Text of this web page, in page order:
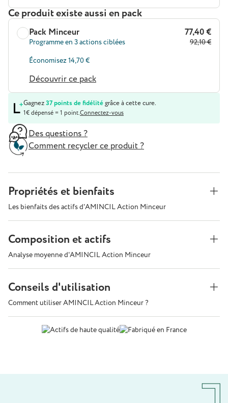
Ce produit existe aussi en pack
Pack Minceur
Programme en 3 actions ciblées
Économisez 14,70 €
Découvrir ce pack
77,40 €
92,10 €
Gagnez37 points de fidélitégrâce à cette cure.
1€ dépensé = 1 point.Connectez-vous
Des questions ?
Comment recycler ce produit ?
Propriétés et bienfaits
Les bienfaits des actifs d'AMINCIL Action Minceur
Composition et actifs
Analyse moyenne d'AMINCIL Action Minceur
Conseils d'utilisation
Comment utiliser AMINCILAction Minceur ?